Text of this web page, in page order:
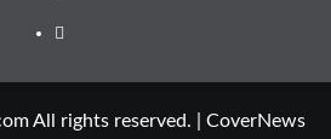
Youtube
All rights reserved. CoverNews